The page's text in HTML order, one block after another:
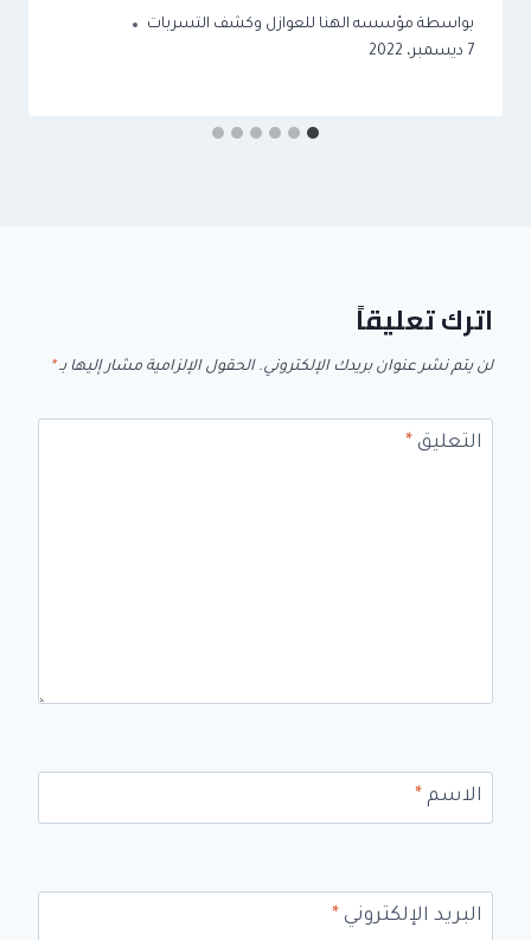
بواسطة مؤسسه الهنا للعوازل وكشف التسربات
7 ديسمبر، 2022
اترك تعليقاً
لن يتم نشر عنوان بريدك الإلكتروني. الحقول الإلزامية مشار إليها بـ *
التعليق *
الاسم *
البريد الإلكتروني *